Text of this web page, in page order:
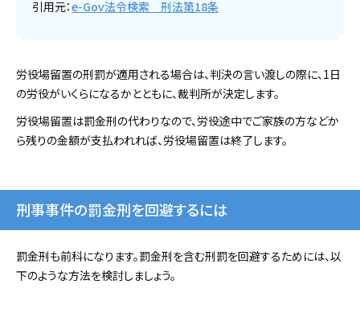
引用元：e-Gov法令検索 刑法第18条
労役場留置の刑罰が適用される場合は、判決の言い渡しの際に、1日
の労役がいくらになるかとともに、裁判所が決定します。
労役場留置は罰金刑の代わりなので、労役途中でご家族の方などか
ら残りの金額が支払われれば、労役場留置は終了します。
刑事事件の罰金刑を回避するには
罰金刑も前科になります。罰金刑を含む刑罰を回避するためには、以
下のような方法を検討しましょう。